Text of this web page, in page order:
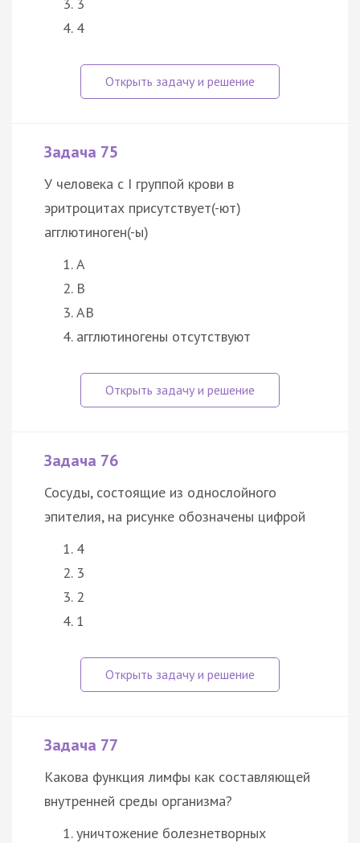
4
Задача 75
У человека с I группой крови в
эритроцитах присутствует(-ют)
агглютиноген(-ы)
А
В
АВ
агглютиногены отсутствуют
Задача 76
Сосуды, состоящие из однослойного
эпителия, на рисунке обозначены цифрой
4
3
2
1
Задача 77
Какова функция лимфы как составляющей
внутренней среды организма?
уничтожение болезнетворных